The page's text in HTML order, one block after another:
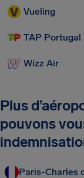
Vueling
TAP Portugal
Wizz Air
Plus
pouvons
Paris-Charles